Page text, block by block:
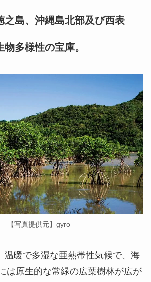
之島、沖縄島北部及び⻄表
多様性の宝庫。
【写真提供元】gyro
温暖で多湿な亜熱帯性気候で、海
は原生的な常緑の広葉樹林が広が